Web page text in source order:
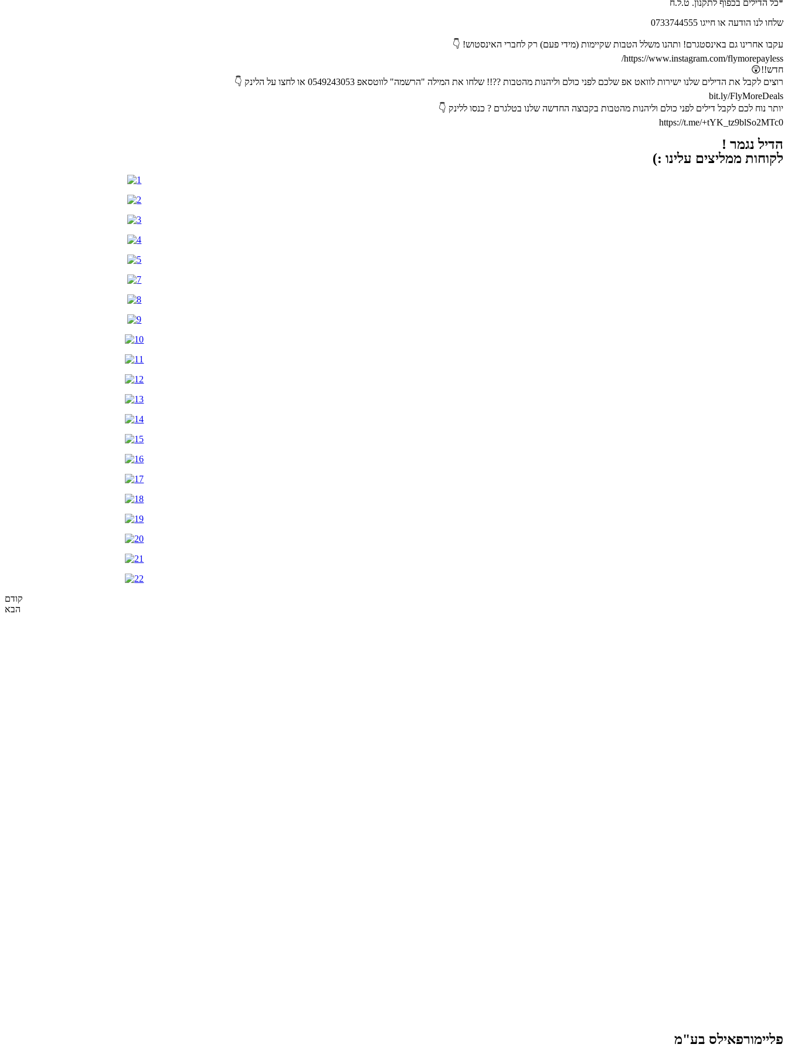
*כל הדילים בכפוף לתקנון. ט.ל.ח
שלחו לנו הודעה או חייגו 0733744555
עקבו אחרינו גם באינסטגרם! ותהנו משלל הטבות שקיימות (מידי פעם) רק לחברי האינסטוש! 👇
https://www.instagram.com/flymorepayless/
חדש!!😲
רוצים לקבל את הדילים שלנו ישירות לוואט אפ שלכם לפני כולם וליהנות מהטבות ??!! שלחו את המילה "הרשמה" לווטסאפ 0549243053 או לחצו על הלינק 👇
bit.ly/FlyMoreDeals
יותר נוח לכם לקבל דילים לפני כולם וליהנות מהטבות בקבוצה החדשה שלנו בטלגרם ? כנסו ללינק 👇
https://t.me/+tYK_tz9blSo2MTc0
הדיל נגמר !
לקוחות ממליצים עלינו :)
קודם
הבא
פליימורפאילס בע"מ